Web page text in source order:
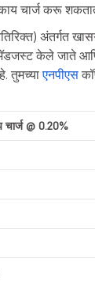
चार्ज करू
अंतर्गत
केले जाते
तुमच्याएनपीएस
चार्ज @ 0.20%